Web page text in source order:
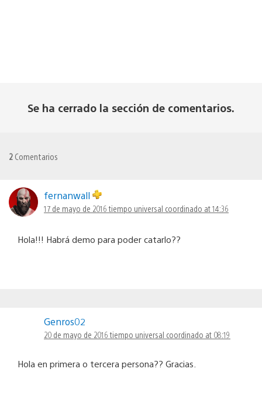
Se ha cerrado la sección de comentarios.
2 Comentarios
fernanwall
17 de mayo de 2016 tiempo universal coordinado at 14:36
Hola!!! Habrá demo para poder catarlo??
Genros02
20 de mayo de 2016 tiempo universal coordinado at 08:19
Hola en primera o tercera persona?? Gracias.